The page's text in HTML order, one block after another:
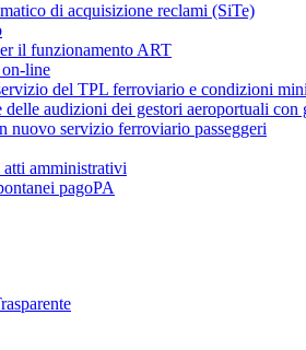
di acquisizione reclami (SiTe)
il funzionamento ART
line
del TPL ferroviario e condizioni
delle audizioni dei gestori aeroportuali con
nuovo servizio ferroviario passeggeri
atti amministrativi
pagoPA